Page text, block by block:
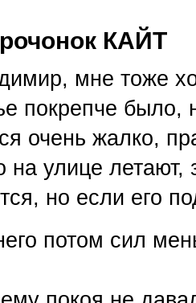
КАЙТ
мне тоже
покрепче было,
очень жалко,
на улице
но если его
потом сил